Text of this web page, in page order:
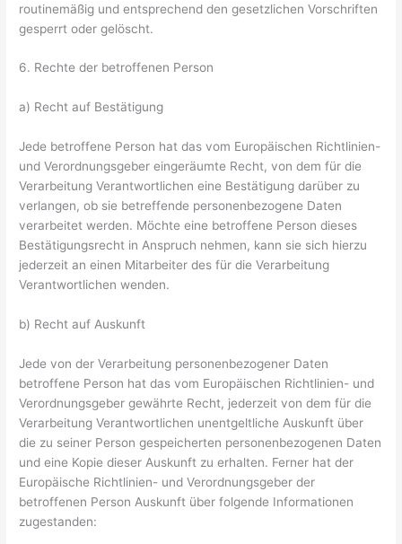
routinemäßig und entsprechend den gesetzlichen Vorschriften
gesperrt oder gelöscht.
6. Rechte der betroffenen Person
a) Recht auf Bestätigung
Jede betroffene Person hat das vom Europäischen Richtlinien-
und Verordnungsgeber eingeräumte Recht, von dem für die
Verarbeitung Verantwortlichen eine Bestätigung darüber zu
verlangen, ob sie betreffende personenbezogene Daten
verarbeitet werden. Möchte eine betroffene Person dieses
Bestätigungsrecht in Anspruch nehmen, kann sie sich hierzu
jederzeit an einen Mitarbeiter des für die Verarbeitung
Verantwortlichen wenden.
b) Recht auf Auskunft
Jede von der Verarbeitung personenbezogener Daten
betroffene Person hat das vom Europäischen Richtlinien- und
Verordnungsgeber gewährte Recht, jederzeit von dem für die
Verarbeitung Verantwortlichen unentgeltliche Auskunft über
die zu seiner Person gespeicherten personenbezogenen Daten
und eine Kopie dieser Auskunft zu erhalten. Ferner hat der
Europäische Richtlinien- und Verordnungsgeber der
betroffenen Person Auskunft über folgende Informationen
zugestanden: